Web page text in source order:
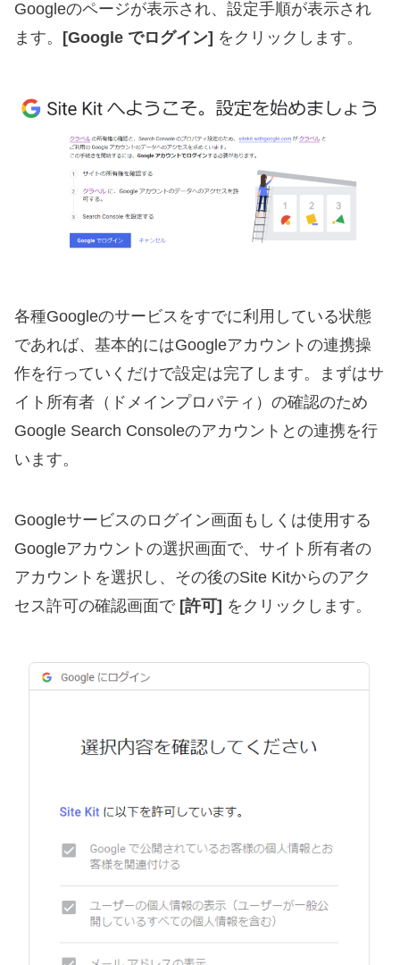
Googleのページが表示され、設定手順が表示され
ます。
[Google でログイン] をクリックします。
各種Googleのサービスをすでに利用している状態
であれば、基本的にはGoogleアカウントの連携操
作を行っていくだけで設定は完了します。まずはサ
イト所有者（ドメインプロパティ）の確認のため
Google Search Consoleのアカウントとの連携を行
います。
Googleサービスのログイン画面もしくは使用する
Googleアカウントの選択画面で、サイト所有者の
アカウントを選択し、その後のSite Kitからのアク
セス許可の確認画面で [許可] をクリックします。